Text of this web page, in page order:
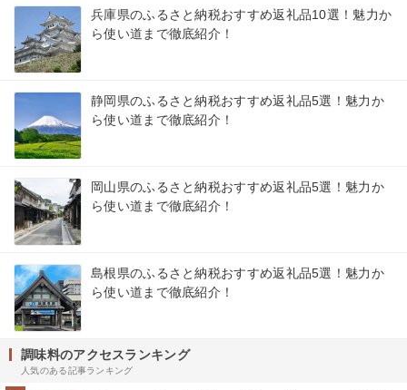
兵庫県のふるさと納税おすすめ返礼品10選！魅力か
ら使い道まで徹底紹介！
静岡県のふるさと納税おすすめ返礼品5選！魅力か
ら使い道まで徹底紹介！
岡山県のふるさと納税おすすめ返礼品5選！魅力か
ら使い道まで徹底紹介！
島根県のふるさと納税おすすめ返礼品5選！魅力か
ら使い道まで徹底紹介！
調味料のアクセスランキング
人気のある記事ランキング